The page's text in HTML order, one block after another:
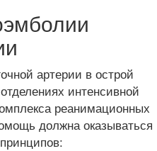
артерии в острой
интенсивной
реанимационных
должна оказываться